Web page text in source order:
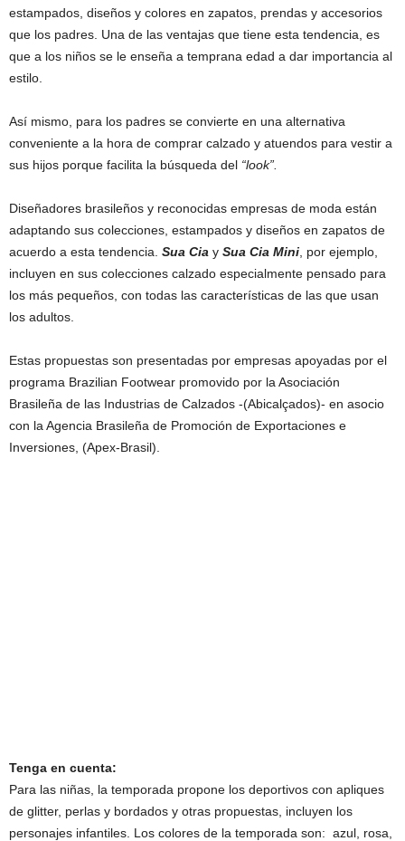
estampados, diseños y colores en zapatos, prendas y accesorios
que los padres. Una de las ventajas que tiene esta tendencia, es
que a los niños se le enseña a temprana edad a dar importancia al
estilo.
Así mismo, para los padres se convierte en una alternativa
conveniente a la hora de comprar calzado y atuendos para vestir a
sus hijos porque facilita la búsqueda del “look”.
Diseñadores brasileños y reconocidas empresas de moda están
adaptando sus colecciones, estampados y diseños en zapatos de
acuerdo a esta tendencia. Sua Cia y Sua Cia Mini, por ejemplo,
incluyen en sus colecciones calzado especialmente pensado para
los más pequeños, con todas las características de las que usan
los adultos.
Estas propuestas son presentadas por empresas apoyadas por el
programa Brazilian Footwear promovido por la Asociación
Brasileña de las Industrias de Calzados -(Abicalçados)- en asocio
con la Agencia Brasileña de Promoción de Exportaciones e
Inversiones, (Apex-Brasil).
Tenga en cuenta:
Para las niñas, la temporada propone los deportivos con apliques
de glitter, perlas y bordados y otras propuestas, incluyen los
personajes infantiles. Los colores de la temporada son: azul, rosa,